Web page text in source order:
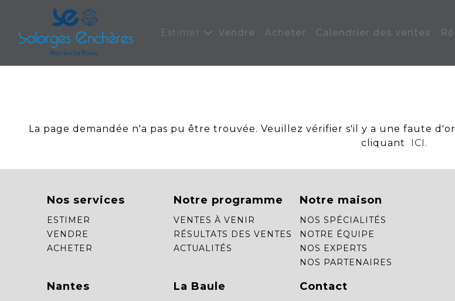
Estimer Vendre Acheter Calendrier des ventes
La page demandée n'a pas pu être trouvée. Veuillez vérifier s'il y a une faute
cliquant
ICI .
Nos services
ESTIMER
VENDRE
ACHETER
Notre programme
VENTES À VENIR
RÉSULTATS DES VENTES
ACTUALITÉS
Notre maison
NOS SPÉCIALITÉS
NOTRE ÉQUIPE
NOS EXPERTS
NOS PARTENAIRES
Nantes La Baule Contact
Panneau de gestion des cookies